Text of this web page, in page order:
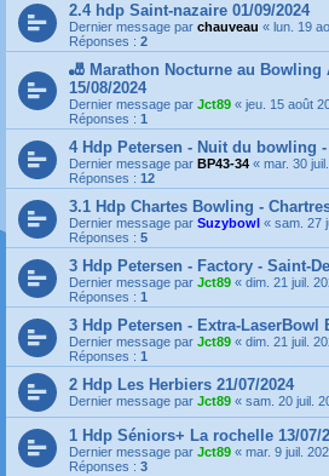
2.4 hdp Saint-nazaire 01/09/2024
Dernier message par chauveau « lun. 19
Réponses : 2
🎳 Marathon Nocturne au Bowling
15/08/2024
Dernier message par Jct89 « jeu. 15 août
Réponses : 1
4 Hdp Petersen - Nuit du bowling -
Dernier message par BP43-34 « mar. 30
Réponses : 12
3.1 Hdp Chartes Bowling -
Dernier message par Suzybowl « sam. 27
Réponses : 5
3 Hdp Petersen - Factory - Saint-
Dernier message par Jct89 « dim. 21 juil.
Réponses : 1
3 Hdp Petersen - Extra-LaserBowl
Dernier message par Jct89 « dim. 21 juil.
Réponses : 1
2 Hdp Les Herbiers 21/07/2024
Dernier message par Jct89 « sam. 20 juil.
1 Hdp Séniors+ La rochelle 13/07/
Dernier message par Jct89 « mar. 9 juil.
Réponses : 3